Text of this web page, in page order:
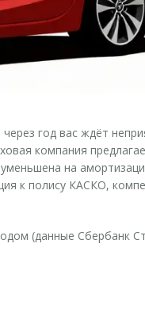
год вас ждёт
компания
на
к полису КАСКО,
(данные Сбербанк